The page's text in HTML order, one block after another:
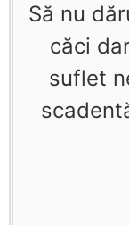
Să nu
căci
suflet